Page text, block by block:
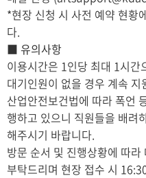
*현장 신청 시 사전 예약 현황
다.
■ 유의사항
이용시간은 1인당 최대 1시간
대기인원이 없을 경우 계속 지
산업안전보건법에 따라 폭언
행하고 있으니 직원들을 배려
해주시기 바랍니다.
방문 순서 및 진행상황에 따
부탁드리며 현장 접수 시